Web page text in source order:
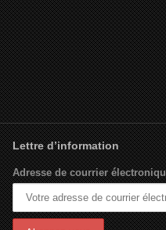
Lettre d’information
Adresse de courrier